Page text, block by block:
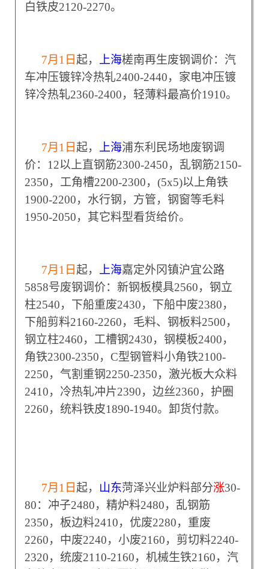
白铁皮2120-2270。
7月1日 起， 上海槎南再生废钢调价：汽
车冲压镀锌冷热轧2400-2440，家电冲压镀
锌冷热轧2360-2400，轻薄料最高价1910。
7月1日 起， 上海浦东利民场地废钢调
价：12以上直钢筋2300-2450，乱钢筋2150-
2350，工角槽2200-2300，(5x5)以上角铁
1900-2200，水行钢，方管，钢窗等毛料
1950-2050，其它料型看货给价。
7月1日 起， 上海嘉定外冈镇沪宜公路
5858号废钢调价：新钢板模具2560，钢立
柱2540，下船重废2430，下船中废2380，
下船剪料2160-2260，毛料、钢板料2500，
钢立柱2460，工槽钢2430，钢模板2400，
角铁2300-2350，C型钢管料小角铁2100-
2250，气割重钢2250-2350，激光板大众料
2410，冷热轧冲片2390，边丝2360，护圈
2260，统料铁皮1890-1940。卸货付款。
7月1日 起， 山东菏泽兴业炉料部分涨30-
80：冲子2480，精炉料2480，乱钢筋
2350，板边料2410，优废2280，重废
2260，中废2240，小废2160，剪切料2240-
2320，统废2110-2160，机械生铁2160，汽